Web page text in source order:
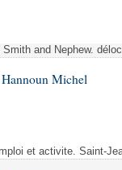
and Nephew.
Hannoun Michel
et activite. Saint-